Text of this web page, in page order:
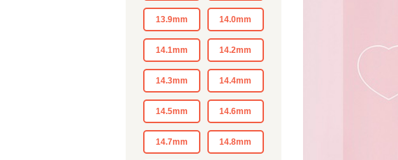
13.9mm 14.0mm
14.1mm 14.2mm
14.3mm 14.4mm
14.5mm 14.6mm
14.7mm 14.8mm